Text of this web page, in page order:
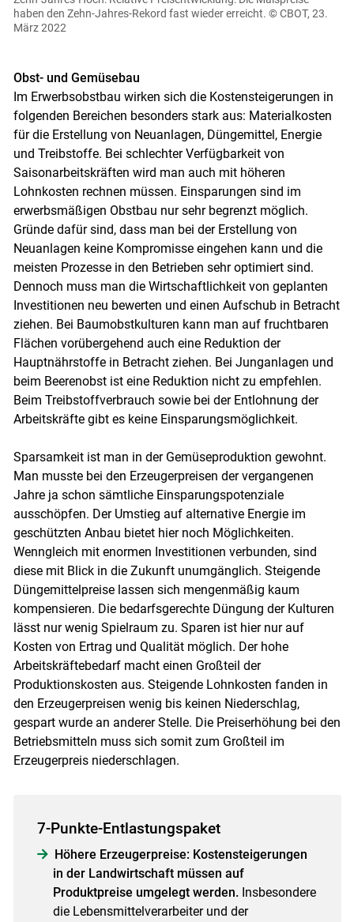
haben den Zehn-Jahres-Rekord fast wieder erreicht. © CBOT, 23.
März 2022
Obst- und Gemüsebau
Im Erwerbsobstbau wirken sich die Kostensteigerungen in
folgenden Bereichen besonders stark aus: Materialkosten
für die Erstellung von Neuanlagen, Düngemittel, Energie
und Treibstoffe. Bei schlechter Verfügbarkeit von
Saisonarbeitskräften wird man auch mit höheren
Lohnkosten rechnen müssen. Einsparungen sind im
erwerbsmäßigen Obstbau nur sehr begrenzt möglich.
Gründe dafür sind, dass man bei der Erstellung von
Neuanlagen keine Kompromisse eingehen kann und die
meisten Prozesse in den Betrieben sehr optimiert sind.
Dennoch muss man die Wirtschaftlichkeit von geplanten
Investitionen neu bewerten und einen Aufschub in Betracht
ziehen. Bei Baumobstkulturen kann man auf fruchtbaren
Flächen vorübergehend auch eine Reduktion der
Hauptnährstoffe in Betracht ziehen. Bei Junganlagen und
beim Beerenobst ist eine Reduktion nicht zu empfehlen.
Beim Treibstoffverbrauch sowie bei der Entlohnung der
Arbeitskräfte gibt es keine Einsparungsmöglichkeit.
Sparsamkeit ist man in der Gemüseproduktion gewohnt.
Man musste bei den Erzeugerpreisen der vergangenen
Jahre ja schon sämtliche Einsparungspotenziale
ausschöpfen. Der Umstieg auf alternative Energie im
geschützten Anbau bietet hier noch Möglichkeiten.
Wenngleich mit enormen Investitionen verbunden, sind
diese mit Blick in die Zukunft unumgänglich. Steigende
Düngemittelpreise lassen sich mengenmäßig kaum
kompensieren. Die bedarfsgerechte Düngung der Kulturen
lässt nur wenig Spielraum zu. Sparen ist hier nur auf
Kosten von Ertrag und Qualität möglich. Der hohe
Arbeitskräftebedarf macht einen Großteil der
Produktionskosten aus. Steigende Lohnkosten fanden in
den Erzeugerpreisen wenig bis keinen Niederschlag,
gespart wurde an anderer Stelle. Die Preiserhöhung bei den
Betriebsmitteln muss sich somit zum Großteil im
Erzeugerpreis niederschlagen.
7-Punkte-Entlastungspaket
Höhere Erzeugerpreise: Kostensteigerungen
in der Landwirtschaft müssen auf
Produktpreise umgelegt werden. Insbesondere
die Lebensmittelverarbeiter und der